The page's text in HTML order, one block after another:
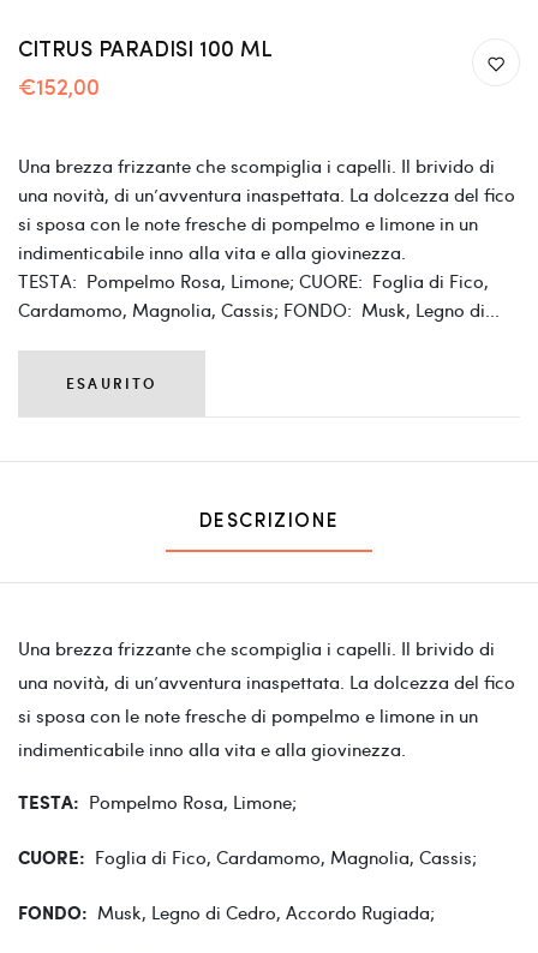
CITRUS PARADISI 100 ML
€152,00
Una brezza frizzante che scompiglia i capelli. Il brivido di
una novità, di un’avventura inaspettata. La dolcezza del fico
si sposa con le note fresche di pompelmo e limone in un
indimenticabile inno alla vita e alla giovinezza.
TESTA: Pompelmo Rosa, Limone; CUORE: Foglia di Fico,
Cardamomo, Magnolia, Cassis; FONDO: Musk, Legno di...
ESAURITO
DESCRIZIONE
Una brezza frizzante che scompiglia i capelli. Il brivido di
una novità, di un’avventura inaspettata. La dolcezza del fico
si sposa con le note fresche di pompelmo e limone in un
indimenticabile inno alla vita e alla giovinezza.
TESTA: Pompelmo Rosa, Limone;
CUORE: Foglia di Fico, Cardamomo, Magnolia, Cassis;
FONDO: Musk, Legno di Cedro, Accordo Rugiada;